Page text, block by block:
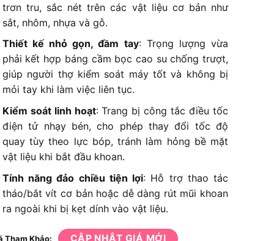
trơn tru, sắc nét trên các vật liệu cơ bản như
sắt, nhôm, nhựa và gỗ.
Thiết kế nhỏ gọn, đầm tay: Trọng lượng vừa
phải kết hợp báng cầm bọc cao su chống trượt,
giúp người thợ kiểm soát máy tốt và không bị
mỏi tay khi làm việc liên tục.
Kiểm soát linh hoạt: Trang bị công tắc điều tốc
điện tử nhạy bén, cho phép thay đổi tốc độ
quay tùy theo lực bóp, tránh làm hỏng bề mặt
vật liệu khi bắt đầu khoan.
Tính năng đảo chiều tiện lợi: Hỗ trợ thao tác
tháo/bắt vít cơ bản hoặc dễ dàng rút mũi khoan
ra ngoài khi bị kẹt dính vào vật liệu.
Tham Khảo: CẬP NHẬT GIÁ MỚI